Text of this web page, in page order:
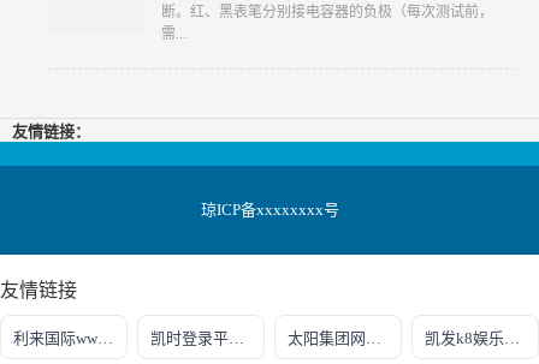
断。红、黑表笔分别接电容器的负极（每次测试前，
需...
友情链接：
琼ICP备xxxxxxxx号
友情链接